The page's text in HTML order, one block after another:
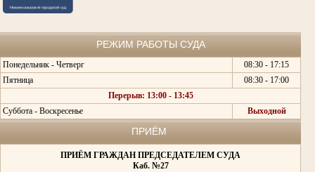
РЕЖИМ РАБОТЫ СУДА
Понедельник - Четверг
08:30 - 17:15
Пятница
08:30 - 17:00
Перерыв: 13:00 - 13:45
Суббота - Воскресенье
Выходной
ПРИЁМ
ПРИЁМ ГРАЖДАН ПРЕДСЕДАТЕЛЕМ СУДА
Каб. №27